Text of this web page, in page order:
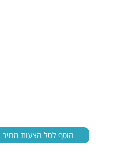
הוסף לסל הצעות מחיר